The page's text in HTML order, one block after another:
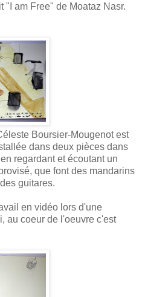
"I am Free" de Moataz Nasr.
Boursier-Mougenot est
dans deux pièces dans
regardant et écoutant un
que font des mandarins
guitares.
en vidéo lors d'une
au coeur de l'oeuvre c'est